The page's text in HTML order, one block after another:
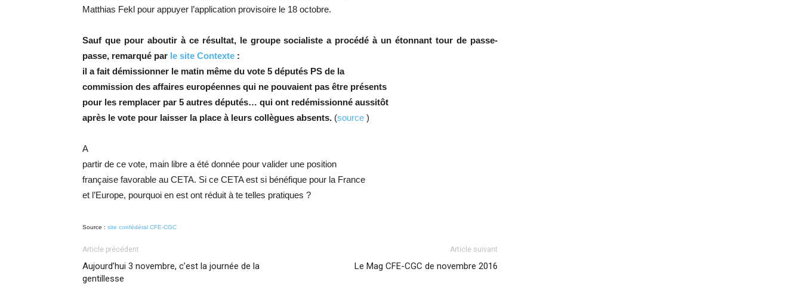
Matthias Fekl pour appuyer l’application provisoire le 18 octobre.
Sauf que pour aboutir à ce résultat, le groupe socialiste a procédé à un étonnant tour de passe-
passe, remarqué par le site Contexte :
il a fait démissionner le matin même du vote 5 députés PS de la
commission des affaires européennes qui ne pouvaient pas être présents
pour les remplacer par 5 autres députés… qui ont redémissionné aussitôt
après le vote pour laisser la place à leurs collègues absents. (source )
A
partir de ce vote, main libre a été donnée pour valider une position
française favorable au CETA. Si ce CETA est si bénéfique pour la France
et l’Europe, pourquoi en est ont réduit à te telles pratiques ?
Source : site confédéral CFE-CGC
Article précédent
Aujourd’hui 3 novembre, c’est la journée de la
gentillesse
Article suivant
Le Mag CFE-CGC de novembre 2016